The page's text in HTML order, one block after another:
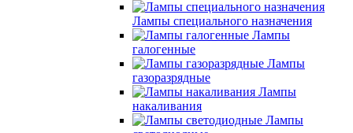
Лампы специального назначения
Лампы
галогенные
Лампы
газоразрядные
Лампы
накаливания
Лампы